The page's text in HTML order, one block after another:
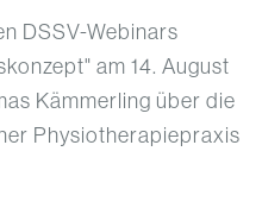
DSSV-Webinars
am 14. August
Kämmerling über die
Physiotherapiepraxis